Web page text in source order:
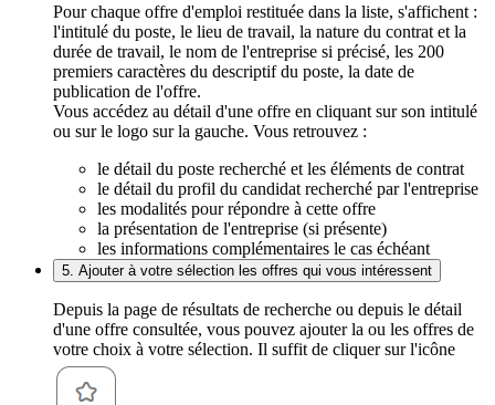
Pour chaque offre d'emploi restituée dans la liste, s'affichent :
l'intitulé du poste, le lieu de travail, la nature du contrat et la
durée de travail, le nom de l'entreprise si précisé, les 200
premiers caractères du descriptif du poste, la date de
publication de l'offre.
Vous accédez au détail d'une offre en cliquant sur son intitulé
ou sur le logo sur la gauche. Vous retrouvez :
le détail du poste recherché et les éléments de contrat
le détail du profil du candidat recherché par l'entreprise
les modalités pour répondre à cette offre
la présentation de l'entreprise (si présente)
les informations complémentaires le cas échéant
5. Ajouter à votre sélection les offres qui vous intéressent
Depuis la page de résultats de recherche ou depuis le détail
d'une offre consultée, vous pouvez ajouter la ou les offres de
votre choix à votre sélection. Il suffit de cliquer sur l'icône